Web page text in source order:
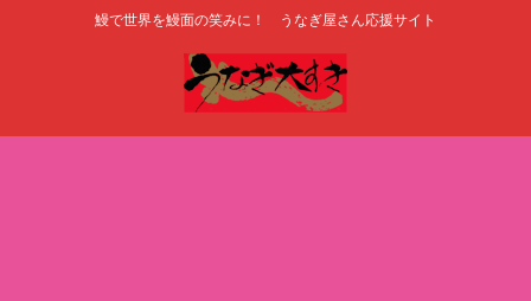
鰻で世界を鰻面の笑みに！ うなぎ屋さん応援サイト